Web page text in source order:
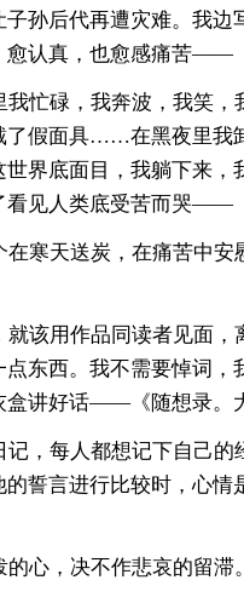
孙后代再遭灾难。我边
愈认真，也愈感痛苦——
我忙碌，我奔波，我笑，
了假面具……在黑夜里我
界底面目，我躺下来，
看见人类底受苦而哭——
在寒天送炭，在痛苦中
就该用作品同读者见面，
点东西。我不需要悼词，
盒讲好话——《随想录。
记，每人都想记下自己的
誓言进行比较时，心情
的心，决不作悲哀的留